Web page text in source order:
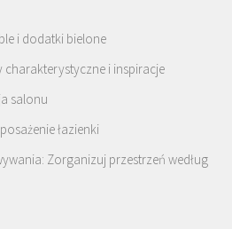
i dodatki bielone
charakterystyczne i inspiracje
salonu
łazienki
Zorganizuj przestrzeń według